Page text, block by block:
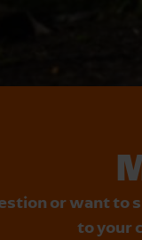
or want
to your